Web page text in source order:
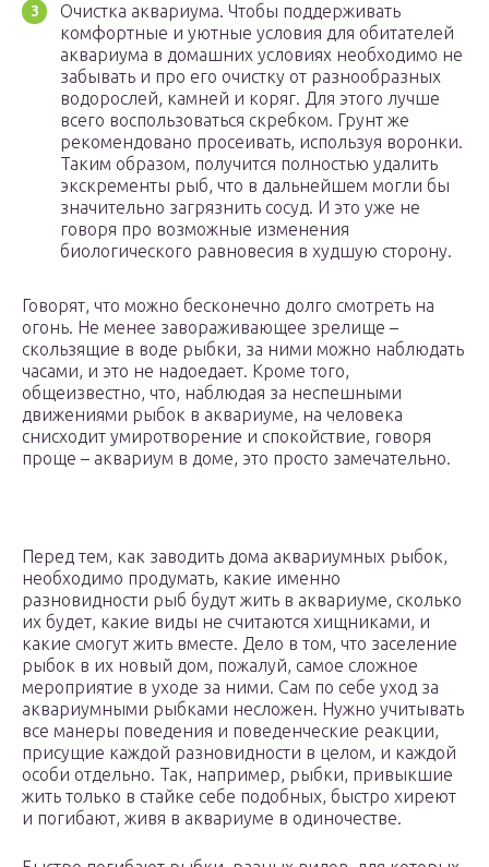
Очистка аквариума. Чтобы поддерживать
комфортные и уютные условия для обитателей
аквариума в домашних условиях необходимо не
забывать и про его очистку от разнообразных
водорослей, камней и коряг. Для этого лучше
всего воспользоваться скребком. Грунт же
рекомендовано просеивать, используя воронки.
Таким образом, получится полностью удалить
экскременты рыб, что в дальнейшем могли бы
значительно загрязнить сосуд. И это уже не
говоря про возможные изменения
биологического равновесия в худшую сторону.
Говорят, что можно бесконечно долго смотреть на
огонь. Не менее завораживающее зрелище –
скользящие в воде рыбки, за ними можно наблюдать
часами, и это не надоедает. Кроме того,
общеизвестно, что, наблюдая за неспешными
движениями рыбок в аквариуме, на человека
снисходит умиротворение и спокойствие, говоря
проще – аквариум в доме, это просто замечательно.
Перед тем, как заводить дома аквариумных рыбок,
необходимо продумать, какие именно
разновидности рыб будут жить в аквариуме, сколько
их будет, какие виды не считаются хищниками, и
какие смогут жить вместе. Дело в том, что заселение
рыбок в их новый дом, пожалуй, самое сложное
мероприятие в уходе за ними. Сам по себе уход за
аквариумными рыбками несложен. Нужно учитывать
все манеры поведения и поведенческие реакции,
присущие каждой разновидности в целом, и каждой
особи отдельно. Так, например, рыбки, привыкшие
жить только в стайке себе подобных, быстро хиреют
и погибают, живя в аквариуме в одиночестве.